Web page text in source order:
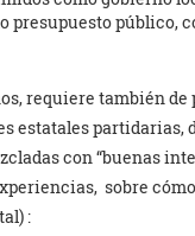
presupuesto público,
requiere también
estatales partidarias,
con “buenas
sobre
: